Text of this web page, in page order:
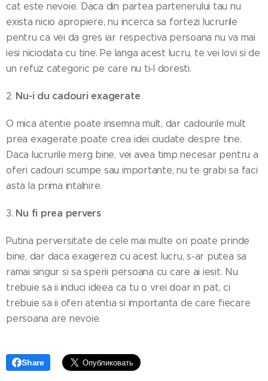
cat este nevoie. Daca din partea partenerului tau nu
exista nicio apropiere, nu incerca sa fortezi lucrurile
pentru ca vei da gres iar respectiva persoana nu va mai
iesi niciodata cu tine. Pe langa acest lucru, te vei lovi si de
un refuz categoric pe care nu ti-l doresti.
2. Nu-i du cadouri exagerate
O mica atentie poate insemna mult, dar cadourile mult
prea exagerate poate crea idei ciudate despre tine.
Daca lucrurile merg bine, vei avea timp necesar pentru a
oferi cadouri scumpe sau importante, nu te grabi sa faci
asta la prima intalnire.
3. Nu fi prea pervers
Putina perversitate de cele mai multe ori poate prinde
bine, dar daca exagerezi cu acest lucru, s-ar putea sa
ramai singur si sa sperii persoana cu care ai iesit. Nu
trebuie sa ii induci ideea ca tu o vrei doar in pat, ci
trebuie sa ii oferi atentia si importanta de care fiecare
persoana are nevoie.
Share